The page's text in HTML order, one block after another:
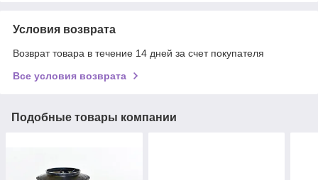
Условия возврата
Возврат товара в течение 14 дней за счет покупателя
Все условия возврата
Подобные товары компании